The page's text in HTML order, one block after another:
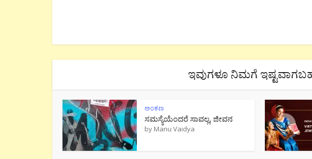
ಇವುಗಳೂ ನಿಮಗೆ
ಅಂಕಣ
ಸಮಸ್ಯೆಯೆಂದರೆ ಸಾವಲ್ಲ, ಜೀವನ
by Manu Vaidya